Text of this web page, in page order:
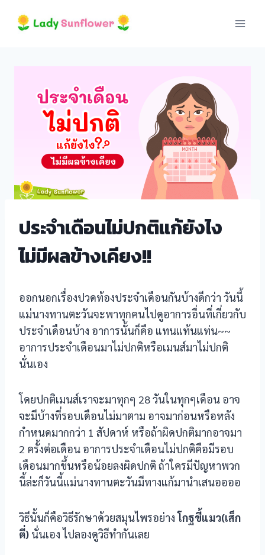
ประจำเดือนไม่ปกติแก้ยังไง
ไม่มีผลข้างเคียง!!
ออกนอกเรื่องปวดท้องประจำเดือนกันบ้างดีกว่า วันนี้
แม่นางทานตะวันจะพาทุกคนไปดูอาการอื่นที่เกี่ยวกับ
ประจำเดือนบ้าง อาการนั้นก็คือ แทนแท้นแท่น~~
อาการประจำเดือนมาไม่ปกติหรือเมนส์มาไม่ปกติ
นั่นเอง
โดยปกติเมนส์เราจะมาทุกๆ 28 วันในทุกๆเดือน อาจ
จะมีบ้างที่รอบเดือนไม่มาตาม อาจมาก่อนหรือหลัง
กำหนดมากกว่า 1 สัปดาห์ หรือถ้าผิดปกติมากอาจมา
2 ครั้งต่อเดือน อาการประจำเดือนไม่ปกติคือมีรอบ
เดือนมากขึ้นหรือน้อยลงผิดปกติ ถ้าใครมีปัญหาพวก
นี้ล่ะก็วันนี้แม่นางทานตะวันมีทางแก้มานำเสนออออ
วิธีนั้นก็คือวิธีรักษาด้วยสมุนไพรอย่างโกฐขี้แมว(เส็ก
ตี่) นั่นเอง ไปลองดูวิธีทำกันเลย